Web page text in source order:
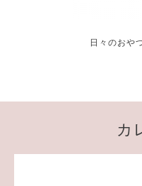
日々のおや
カ